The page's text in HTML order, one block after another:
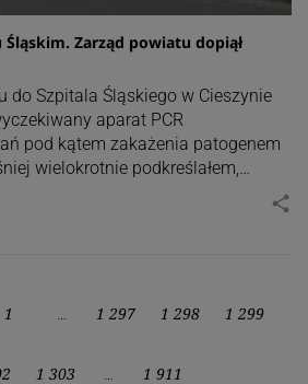
Śląskim. Zarząd powiatu dopiął
do Szpitala Śląskiego w Cieszynie
aparat PCR
pod kątem zakażenia patogenem
wielokrotnie podkreślałem,…
share
1 1 297 1 298 1 299
1 303 1 911